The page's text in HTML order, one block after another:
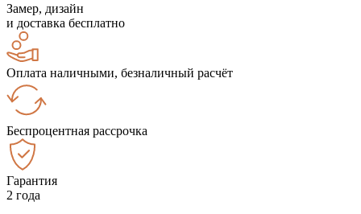
Замер, дизайн
и доставка бесплатно
Оплата наличными, безналичный расчёт
Беспроцентная рассрочка
Гарантия
2 года